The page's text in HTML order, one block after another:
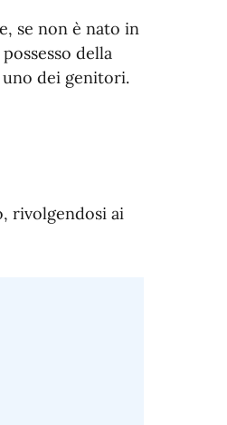
se non è nato in
della
dei genitori.
rivolgendosi ai